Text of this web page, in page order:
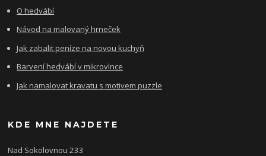
O hedvábí
Návod na malovaný hrneček
Jak zabalit peníze na novou kuchyň
Barvení hedvábí v mikrovlnce
Jak namalovat kravatu s motivem puzzle
KDE MNE NAJDETE
Nad Sokolovnou 233